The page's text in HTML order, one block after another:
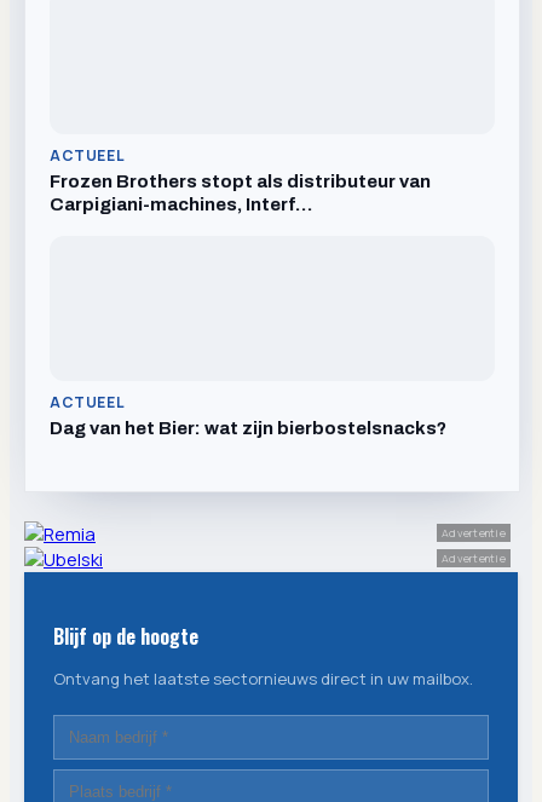
ACTUEEL
Frozen Brothers stopt als distributeur van
Carpigiani-machines, Interf…
ACTUEEL
Dag van het Bier: wat zijn bierbostelsnacks?
Advertentie
Advertentie
Blijf op de hoogte
Ontvang het laatste sectornieuws direct in uw mailbox.